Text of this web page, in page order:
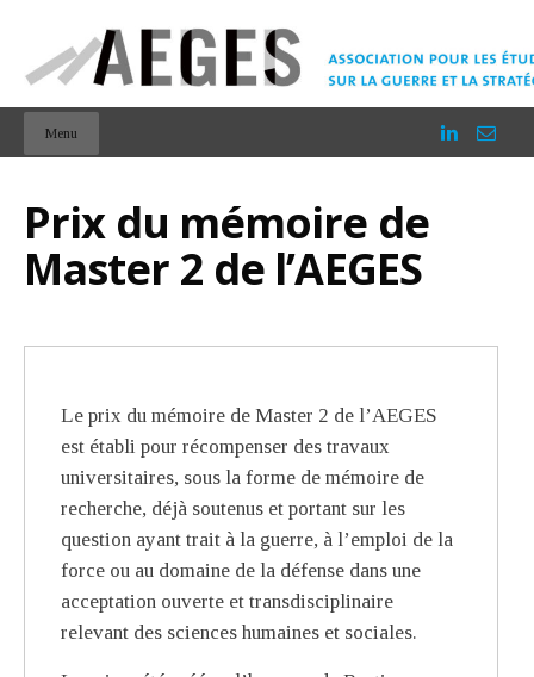
Menu
Prix du mémoire de
Master 2 de l’AEGES
Le prix du mémoire de Master 2 de l’AEGES
est établi pour récompenser des travaux
universitaires, sous la forme de mémoire de
recherche, déjà soutenus et portant sur les
question ayant trait à la guerre, à l’emploi de la
force ou au domaine de la défense dans une
acceptation ouverte et transdisciplinaire
relevant des sciences humaines et sociales.